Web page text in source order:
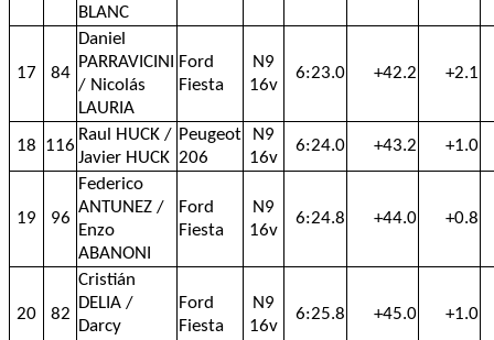
BLANC
17 84
Daniel
PARRAVICINI
/ Nicolás
LAURIA
Ford
Fiesta
N9
16v
6:23.0 +42.2 +2.1
18 116
Raul HUCK /
Javier HUCK
Peugeot
206
N9
16v
6:24.0 +43.2 +1.0
19 96
Federico
ANTUNEZ /
Enzo
ABANONI
Ford
Fiesta
N9
16v
6:24.8 +44.0 +0.8
20 82
Cristián
DELIA /
Darcy
Ford
Fiesta
N9
16v
6:25.8 +45.0 +1.0